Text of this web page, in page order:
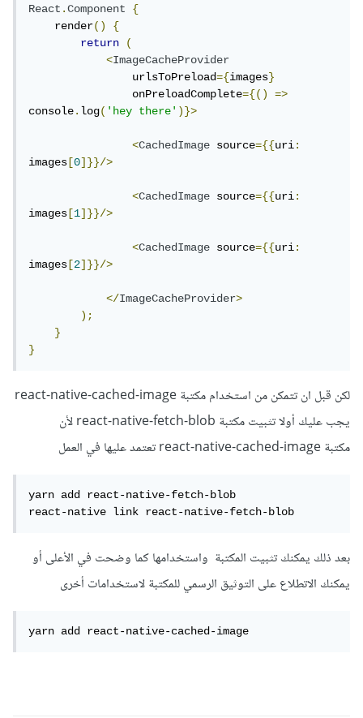
React.Component
{
    render
()
{
return
(
<ImageCacheProvider
                urlsToPreload
={images}
                onPreloadComplete
={()
=>
console.log('hey there')}>
<CachedImage source={{uri:
images [0]}}/>
<CachedImage source={{uri:
images [1]}}/>
<CachedImage source={{uri:
images [2]}}/>
</ImageCacheProvider>
);
}
}
لكن قبل ان تتمكن من استخدام مكتبة react-native-cached-image
يجب عليك أولا تثبيت مكتبة react-native-fetch-blob لأن
مكتبة react-native-cached-image تعتمد عليها في العمل
yarn add react-native-fetch-blob
react-native link react-native-fetch-blob
بعد ذلك يمكنك تثبيت المكتبة واستخدامها كما وضحت في الأعلى أو
يمكنك الاتطلاع على التوثيق الرسمي للمكتبة لاستخدامات أخرى
yarn add react-native-cached-image